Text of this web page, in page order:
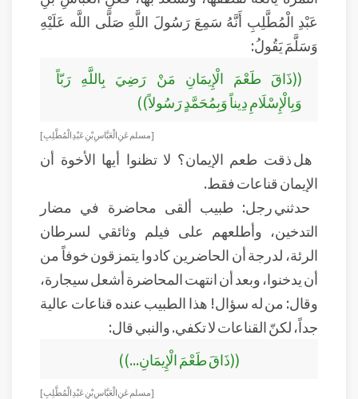
عَبْدِ الْمُطَّلِبِ أَنَّهُ سَمِعَ رَسُولَ اللَّهِ صَلَّى اللَّه عَلَيْهِ
وَسَلَّمَ يَقُولُ:
((ذَاقَ طَعْمَ الْإِيمَانِ مَنْ رَضِيَ بِاللَّهِ رَبّاً
وَبِالْإِسْلَامِ دِيناً وَبِمُحَمَّدٍ رَسُولاً))
[مسلم عَنِ الْعَبَّاسِ بْنِ عَبْدِ الْمُطَّلِبِ]
هل ذقت طعم الإيمان؟ لا تظنوا أيها الأخوة أن
الإيمان قناعات فقط.
حدثني رجل: طبيب ألقى محاضرة في مضار
التدخين، وأطلعهم على فيلم وثائقي لسرطان
الرئة، لدرجة أن الحاضرين كادوا يتمزقون خوفاً من
أن يدخنوا، وبعد أن انتهت المحاضرة أشعل سيجارة،
وقال: من له سؤال! هذا الطبيب عنده قناعات عالية
جداً، لكنّ القناعات لا تكفي. والنبي قال:
((ذَاقَ طَعْمَ الْإِيمَانِ...))
[مسلم عَنِ الْعَبَّاسِ بْنِ عَبْدِ الْمُطَّلِبِ]